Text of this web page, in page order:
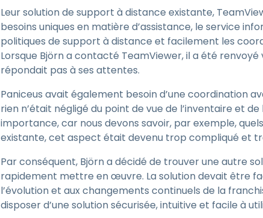
Leur solution de support à distance existante,
besoins uniques en matière d’assistance, le service
politiques de support à distance et facilement les
Lorsque Björn a contacté TeamViewer, il a été renvoyé
répondait pas à ses attentes.
Paniceus avait également besoin d’une coordination
rien n’était négligé du point de vue de l’inventaire et
importance, car nous devons savoir, par exemple,
existante, cet aspect était devenu trop compliqué et
Par conséquent, Björn a décidé de trouver une autre
rapidement mettre en œuvre. La solution devait être
l’évolution et aux changements continuels de la
disposer d’une solution sécurisée, intuitive et facile à